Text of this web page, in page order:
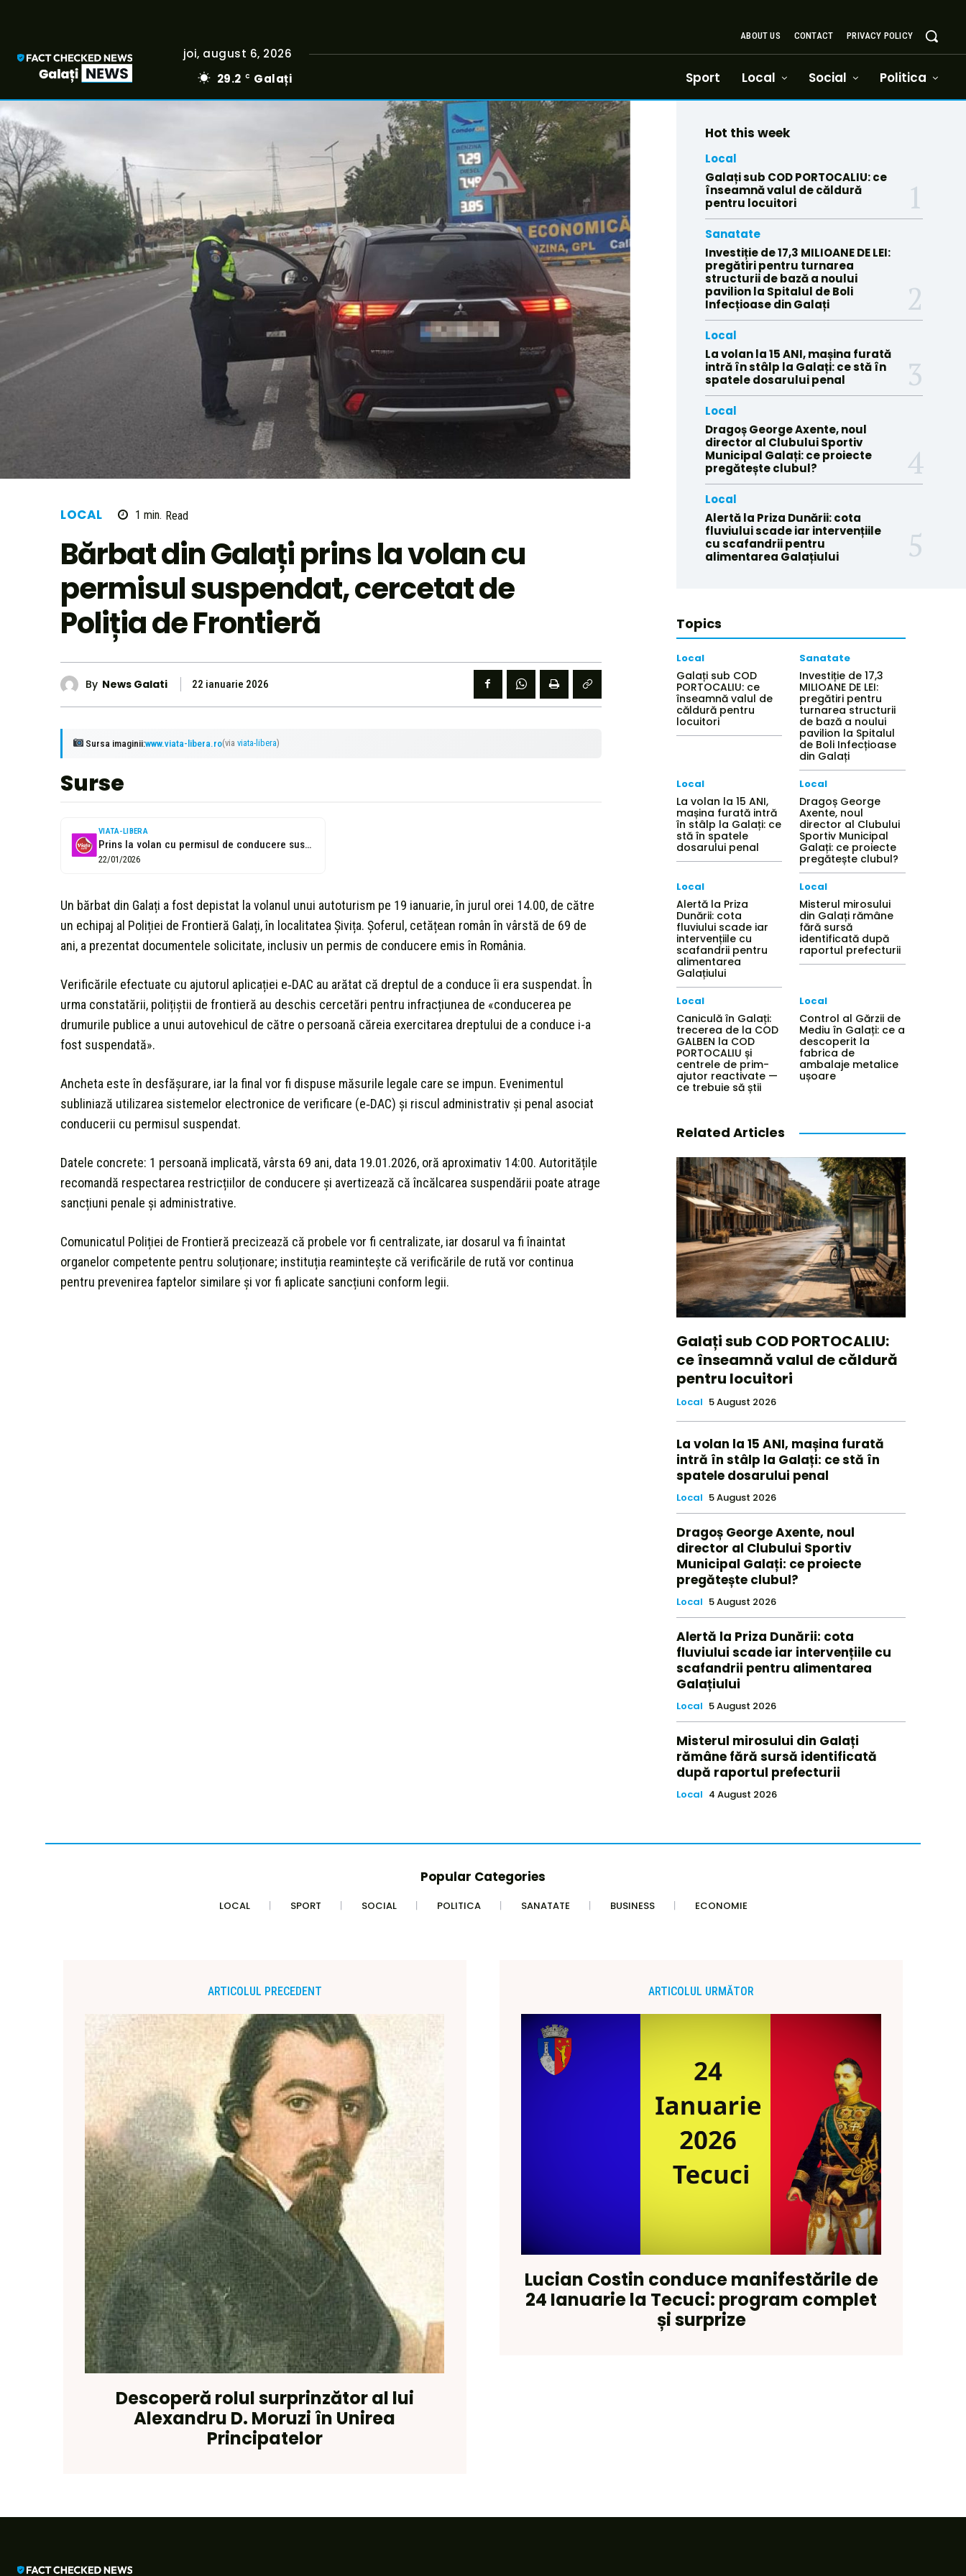
joi, august 6, 2026
29.2 C Galați
ABOUT US CONTACT PRIVACY POLICY
Sport Local Social Politica
LOCAL 1 min. Read
Bărbat din Galați prins la volan cu
permisul suspendat, cercetat de
Poliția de Frontieră
By News Galati 22 ianuarie 2026
Sursa imaginii:www.viata-libera.ro(viaviata-libera)
Surse
VIATA-LIBERA
Prins la volan cu permisul de conducere suspendat
22/01/2026
Un bărbat din Galați a fost depistat la volanul unui autoturism pe 19 ianuarie, în jurul orei 14.00, de către
un echipaj al Poliției de Frontieră Galați, în localitatea Șivița. Șoferul, cetățean român în vârstă de 69 de
ani, a prezentat documentele solicitate, inclusiv un permis de conducere emis în România.
Verificările efectuate cu ajutorul aplicației e‑DAC au arătat că dreptul de a conduce îi era suspendat. În
urma constatării, polițiștii de frontieră au deschis cercetări pentru infracțiunea de «conducerea pe
drumurile publice a unui autovehicul de către o persoană căreia exercitarea dreptului de a conduce i-a
fost suspendată».
Ancheta este în desfășurare, iar la final vor fi dispuse măsurile legale care se impun. Evenimentul
subliniază utilizarea sistemelor electronice de verificare (e‑DAC) și riscul administrativ şi penal asociat
conducerii cu permisul suspendat.
Datele concrete: 1 persoană implicată, vârsta 69 ani, data 19.01.2026, oră aproximativ 14:00. Autoritățile
recomandă respectarea restricțiilor de conducere şi avertizează că încălcarea suspendării poate atrage
sancțiuni penale şi administrative.
Comunicatul Poliției de Frontieră precizează că probele vor fi centralizate, iar dosarul va fi înaintat
organelor competente pentru soluționare; instituția reamintește că verificările de rută vor continua
pentru prevenirea faptelor similare și vor fi aplicate sancțiuni conform legii.
Hot this week
Local
Galați sub COD PORTOCALIU: ce
înseamnă valul de căldură
pentru locuitori
Sanatate
Investiție de 17,3 MILIOANE DE LEI:
pregătiri pentru turnarea
structurii de bază a noului
pavilion la Spitalul de Boli
Infecțioase din Galați
Local
La volan la 15 ANI, mașina furată
intră în stâlp la Galați: ce stă în
spatele dosarului penal
Local
Dragoș George Axente, noul
director al Clubului Sportiv
Municipal Galați: ce proiecte
pregătește clubul?
Local
Alertă la Priza Dunării: cota
fluviului scade iar intervențiile
cu scafandrii pentru
alimentarea Galațiului
Topics
Local
Galați sub COD
PORTOCALIU: ce
înseamnă valul de
căldură pentru
locuitori
Sanatate
Investiție de 17,3
MILIOANE DE LEI:
pregătiri pentru
turnarea structurii
de bază a noului
pavilion la Spitalul
de Boli Infecțioase
din Galați
Local
La volan la 15 ANI,
mașina furată intră
în stâlp la Galați: ce
stă în spatele
dosarului penal
Local
Dragoș George
Axente, noul
director al Clubului
Sportiv Municipal
Galați: ce proiecte
pregătește clubul?
Local
Alertă la Priza
Dunării: cota
fluviului scade iar
intervențiile cu
scafandrii pentru
alimentarea
Galațiului
Local
Misterul mirosului
din Galați rămâne
fără sursă
identificată după
raportul prefecturii
Local
Caniculă în Galați:
trecerea de la COD
GALBEN la COD
PORTOCALIU și
centrele de prim-
ajutor reactivate —
ce trebuie să știi
Local
Control al Gărzii de
Mediu în Galați: ce a
descoperit la
fabrica de
ambalaje metalice
ușoare
Related Articles
Galați sub COD PORTOCALIU:
ce înseamnă valul de căldură
pentru locuitori
Local 5 August 2026
La volan la 15 ANI, mașina furată
intră în stâlp la Galați: ce stă în
spatele dosarului penal
Local 5 August 2026
Dragoș George Axente, noul
director al Clubului Sportiv
Municipal Galați: ce proiecte
pregătește clubul?
Local 5 August 2026
Alertă la Priza Dunării: cota
fluviului scade iar intervențiile cu
scafandrii pentru alimentarea
Galațiului
Local 5 August 2026
Misterul mirosului din Galați
rămâne fără sursă identificată
după raportul prefecturii
Local 4 August 2026
Popular Categories
LOCAL SPORT SOCIAL POLITICA SANATATE BUSINESS ECONOMIE
ARTICOLUL PRECEDENT
Descoperă rolul surprinzător al lui
Alexandru D. Moruzi în Unirea
Principatelor
ARTICOLUL URMĂTOR
Lucian Costin conduce manifestările de
24 Ianuarie la Tecuci: program complet
și surprize